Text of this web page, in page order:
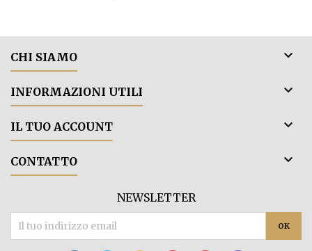
CHI SIAMO 
INFORMAZIONI UTILI 
IL TUO ACCOUNT 
CONTATTO 
NEWSLETTER